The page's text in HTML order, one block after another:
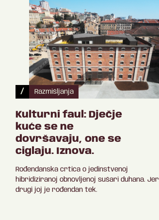
/ Razmišljanja
Kulturni faul: Dječje
kuće se ne
dovršavaju, one se
ciglaju. Iznova.
Rođendanska crtica o jedinstvenoj
hibridiziranoj obnovljenoj sušari duhana. Jer
drugi joj je rođendan tek.